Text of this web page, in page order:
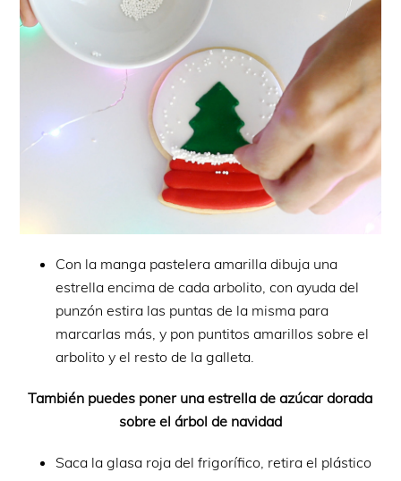
Con la manga pastelera amarilla dibuja una
estrella encima de cada arbolito, con ayuda del
punzón estira las puntas de la misma para
marcarlas más, y pon puntitos amarillos sobre el
arbolito y el resto de la galleta.
También puedes poner una estrella de azúcar dorada
sobre el árbol de navidad
Saca la glasa roja del frigorífico, retira el plástico